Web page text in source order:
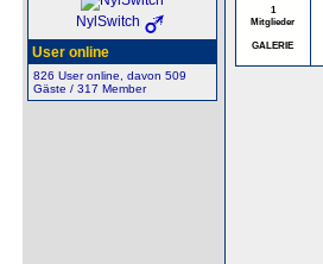
NylSwitch
User online
826 User online, davon 509
Gäste / 317 Member
1
Mitglieder
GALERIE